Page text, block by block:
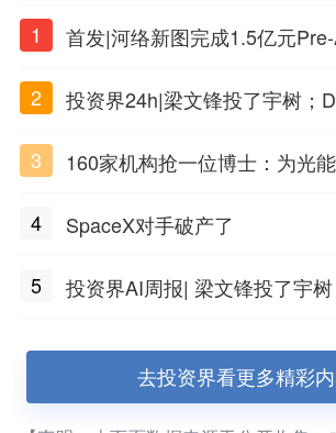
1
首发|河络新图完成1.5亿元
2
投资界24h|梁文锋投了宇树；
3
160家机构抢一位博士：为光
4
SpaceX对手破产了
5 投资界AI周报| 梁文锋投了宇树
去投资界看更多精彩